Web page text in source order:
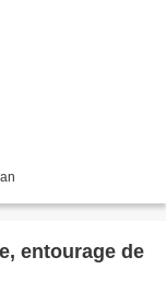
entourage de